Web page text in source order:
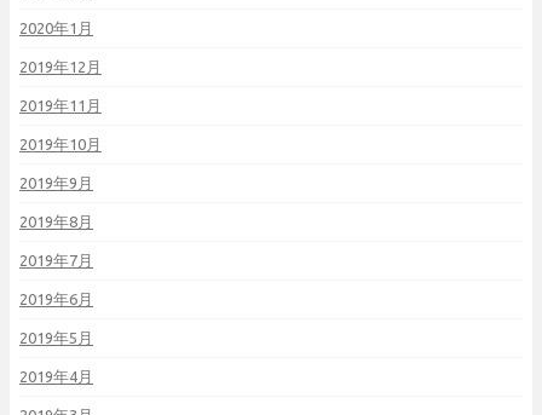
2020年1月
2019年12月
2019年11月
2019年10月
2019年9月
2019年8月
2019年7月
2019年6月
2019年5月
2019年4月